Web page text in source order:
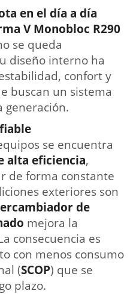
en el día a día
V Monobloc R290
se queda
diseño interno ha
confort y
buscan un sistema
generación.
se encuentra
alta eficiencia,
de forma constante
exteriores son
de
mejora la
consecuencia es
con menos consumo
(SCOP) que se
plazo.